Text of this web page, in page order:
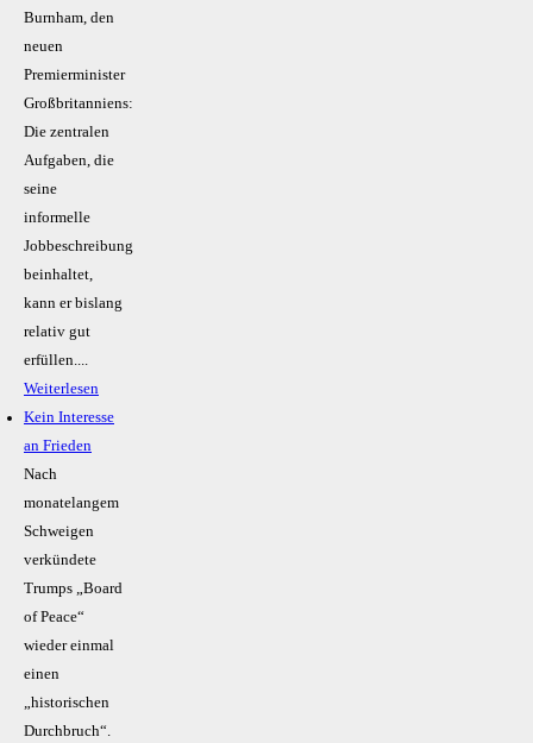
Burnham, den
neuen
Premierminister
Großbritanniens:
Die zentralen
Aufgaben, die
seine
informelle
Jobbeschreibung
beinhaltet,
kann er bislang
relativ gut
erfüllen....
Weiterlesen
Kein Inte­resse
an Frieden
Nach
monatelangem
Schweigen
verkündete
Trumps „Board
of Peace“
wieder einmal
einen
„historischen
Durchbruch“.